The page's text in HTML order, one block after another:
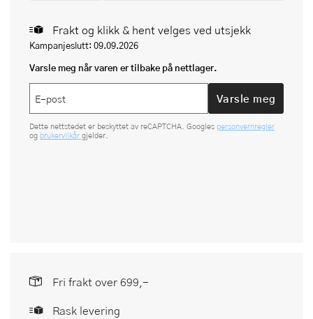
Frakt og klikk & hent velges ved utsjekk
Kampanjeslutt: 09.09.2026
Varsle meg når varen er tilbake på nettlager.
Varsle meg
Dette nettstedet er beskyttet av reCAPTCHA. Googles personvernregler
og brukervilkår gjelder.
Fri frakt over 699,-
Rask levering